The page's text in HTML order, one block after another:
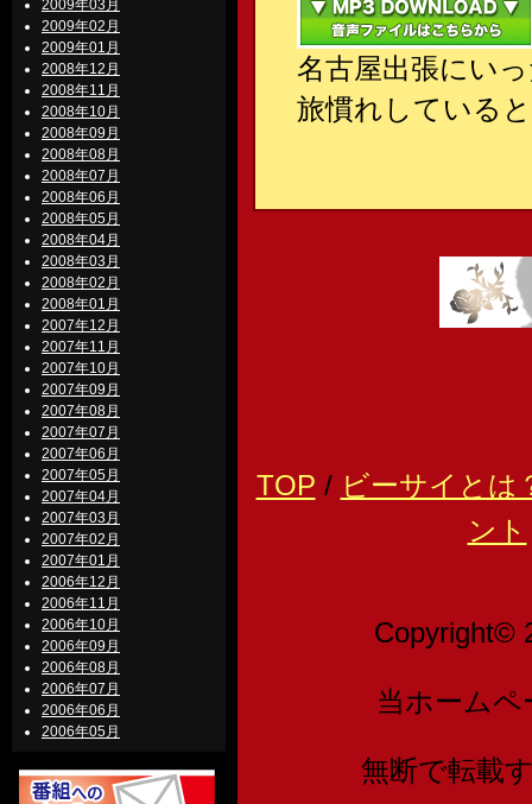
2009年03月
2009年02月
2009年01月
2008年12月
2008年11月
2008年10月
2008年09月
2008年08月
2008年07月
2008年06月
2008年05月
2008年04月
2008年03月
2008年02月
2008年01月
2007年12月
2007年11月
2007年10月
2007年09月
2007年08月
2007年07月
2007年06月
2007年05月
2007年04月
2007年03月
2007年02月
2007年01月
2006年12月
2006年11月
2006年10月
2006年09月
2006年08月
2006年07月
2006年06月
2006年05月
名古屋出張にい
旅慣れしている
TOP / ビーサイとは
ント
Copyright©
当ホーム
無断で転載